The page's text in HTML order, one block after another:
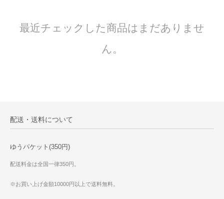
最近チェックした商品はまだありませ
ん。
配送・送料について
ゆうパケット(350円)
配送料金は全国一律350円。
※お買い上げ金額10000円以上で送料無料。